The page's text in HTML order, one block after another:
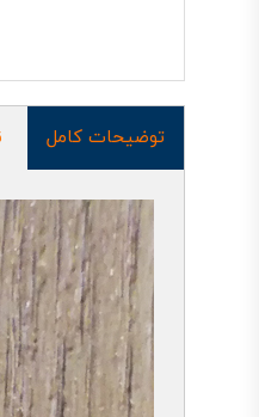
توضیحات کامل